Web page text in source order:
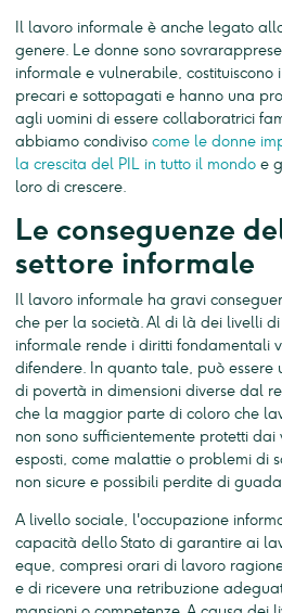
Il lavoro informale è anche legato
genere. Le donne sono
informale e vulnerabile,
precari e sottopagati e hanno una
agli uomini di essere collaboratrici
abbiamo condiviso come le donne
la crescita del PIL in tutto il mondo e
loro di crescere.
Le conseguenze
settore informale
Il lavoro informale ha gravi
che per la società. Al di là dei livelli
informale rende i diritti fondamentali
difendere. In quanto tale, può
di povertà in dimensioni diverse dal
che la maggior parte di coloro che
non sono sufficientemente protetti dai
esposti, come malattie o problemi di
non sicure e possibili perdite di
A livello sociale, l'occupazione
capacità dello Stato di garantire ai
eque, compresi orari di lavoro
e di ricevere una retribuzione